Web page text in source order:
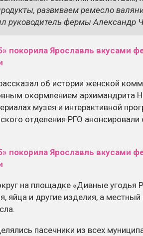
развиваем ремесло
руководитель фермы Александр
об истории женской
окормлением архимандрита
музея и интерактивной
отделения РГО анонсировали
на площадке «Дивные угодья
яйца и другие изделия, а местный
пасечники из всех